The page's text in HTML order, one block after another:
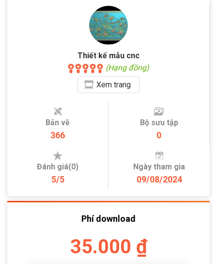
Thiết kế mẫu cnc
(Hạng đồng)
Xemtrang
Bản vẽ
366
Bộ sưu tập
0
Đánh giá(0)
5/5
Ngày tham gia
09/08/2024
Phí download
35.000 ₫